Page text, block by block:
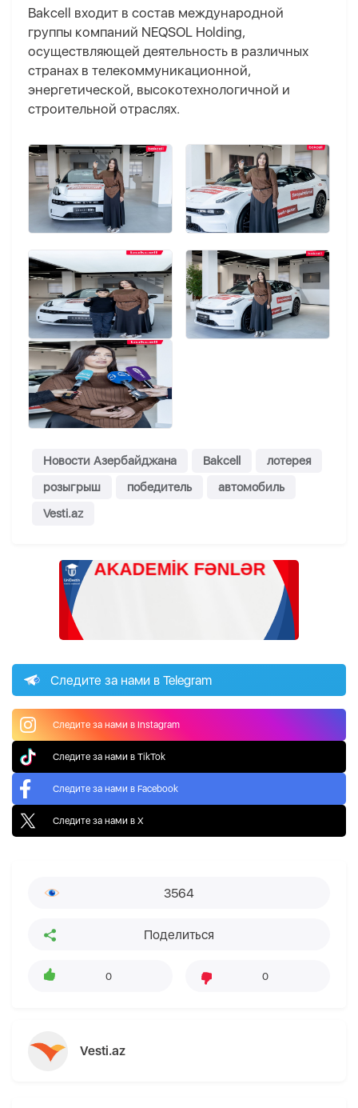
Bakcell входит в состав международной
группы компаний NEQSOL Holding,
осуществляющей деятельность в различных
странах в телекоммуникационной,
энергетической, высокотехнологичной и
строительной отраслях.
Новости Азербайджана Bakcell
лотерея
розыгрыш
победитель
автомобиль
Vesti.az
Следите за нами в Telegram
Следите за нами в Instagram
Следите за нами в TikTok
Следите за нами в Facebook
Следите за нами в X
3564
Поделиться
0 0
Vesti.az